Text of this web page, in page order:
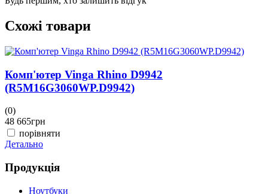
Схожі товари
Комп'ютер Vinga Rhino D9942
(R5M16G3060WP.D9942)
(0)
48 665грн
порівняти
Детально
Продукція
Ноутбуки